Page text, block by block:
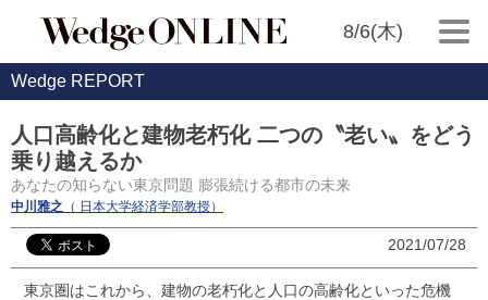
8/6(木)
Wedge REPORT
人口高齢化と建物老朽化 二つの〝老い〟をどう
乗り越えるか
あなたの知らない東京問題 膨張続ける都市の未来
中川雅之 （ 日本大学経済学部教授）
2021/07/28
東京圏はこれから、建物の老朽化と人口の高齢化といった危機